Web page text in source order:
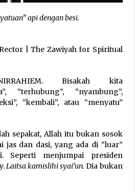
ago
ago
Guru Diniyah Disdikbud Kota Banda
ago
Model Motivasi dalam
api dengan besi.
| The Zawiyah for Spiritual
Bisakah kita
“terhubung”, “nyambung”,
“kembali”, atau “menyatu”
sepakat, Allah itu bukan sosok
jas dan dasi, yang ada di “luar”
Seperti menjumpai presiden
Laitsa kamislihi syai’un. Dia bukan